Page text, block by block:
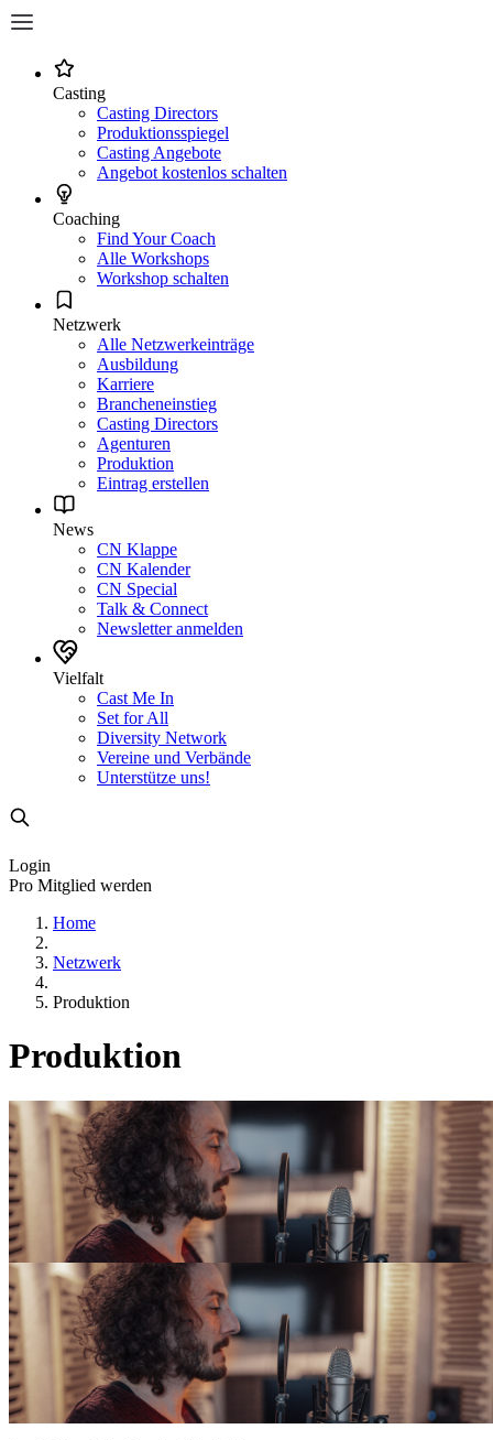
Casting
Casting Directors
Produktionsspiegel
Casting Angebote
Angebot kostenlos schalten
Coaching
Find Your Coach
Alle Workshops
Workshop schalten
Netzwerk
Alle Netzwerkeinträge
Ausbildung
Karriere
Brancheneinstieg
Casting Directors
Agenturen
Produktion
Eintrag erstellen
News
CN Klappe
CN Kalender
CN Special
Talk & Connect
Newsletter anmelden
Vielfalt
Cast Me In
Set for All
Diversity Network
Vereine und Verbände
Unterstütze uns!
Login
Pro Mitglied werden
Home
Netzwerk
Produktion
Produktion